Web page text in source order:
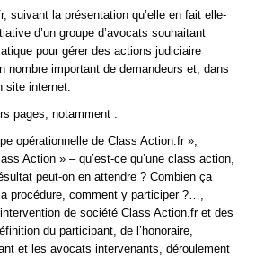
suivant la présentation qu’elle en fait elle-
d’un groupe d’avocats souhaitant
pour gérer des actions judiciaire
nombre important de demandeurs et, dans
site internet.
pages, notamment :
opérationnelle de Class Action.fr »,
Action » – qu’est-ce qu’une class action,
peut-on en attendre ? Combien ça
procédure, comment y participer ?…,
de société Class Action.fr et des
du participant, de l’honoraire,
et les avocats intervenants, déroulement